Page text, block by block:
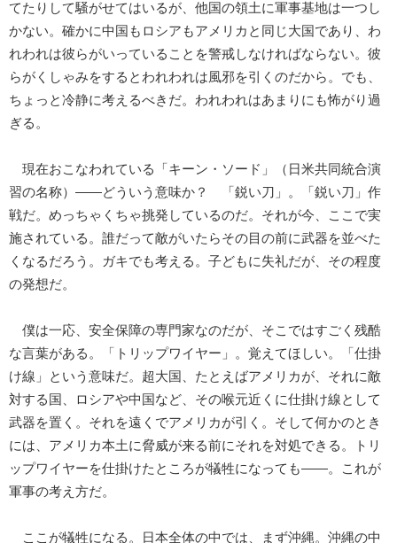
てたりして騒がせてはいるが、他国の領土に軍事基地は一つし
かない。確かに中国もロシアもアメリカと同じ大国であり、わ
れわれは彼らがいっていることを警戒しなければならない。彼
らがくしゃみをするとわれわれは風邪を引くのだから。でも、
ちょっと冷静に考えるべきだ。われわれはあまりにも怖がり過
ぎる。
現在おこなわれている「キーン・ソード」（日米共同統合演
習の名称）――どういう意味か？ 「鋭い刀」。「鋭い刀」作
戦だ。めっちゃくちゃ挑発しているのだ。それが今、ここで実
施されている。誰だって敵がいたらその目の前に武器を並べた
くなるだろう。ガキでも考える。子どもに失礼だが、その程度
の発想だ。
僕は一応、安全保障の専門家なのだが、そこではすごく残酷
な言葉がある。「トリップワイヤー」。覚えてほしい。「仕掛
け線」という意味だ。超大国、たとえばアメリカが、それに敵
対する国、ロシアや中国など、その喉元近くに仕掛け線として
武器を置く。それを遠くでアメリカが引く。そして何かのとき
には、アメリカ本土に脅威が来る前にそれを対処できる。トリ
ップワイヤーを仕掛けたところが犠牲になっても――。これが
軍事の考え方だ。
ここが犠牲になる。日本全体の中では、まず沖縄。沖縄の中